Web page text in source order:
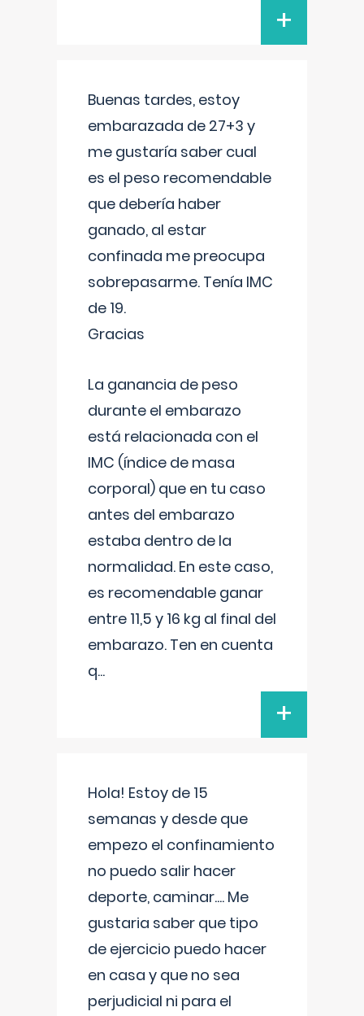
+
Buenas tardes, estoy
embarazada de 27+3 y
me gustaría saber cual
es el peso recomendable
que debería haber
ganado, al estar
confinada me preocupa
sobrepasarme. Tenía IMC
de 19.
Gracias
La ganancia de peso
durante el embarazo
está relacionada con el
IMC (índice de masa
corporal) que en tu caso
antes del embarazo
estaba dentro de la
normalidad. En este caso,
es recomendable ganar
entre 11,5 y 16 kg al final del
embarazo. Ten en cuenta
q...
+
Hola! Estoy de 15
semanas y desde que
empezo el confinamiento
no puedo salir hacer
deporte, caminar.... Me
gustaria saber que tipo
de ejercicio puedo hacer
en casa y que no sea
perjudicial ni para el